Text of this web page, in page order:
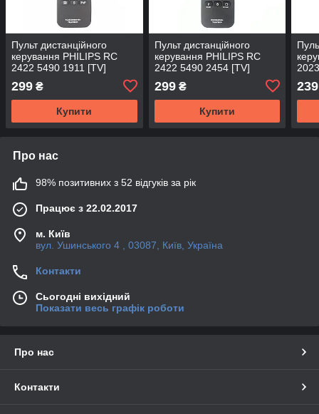
Пульт дистанційного
керування PHILIPS RC
2422 5490 1911 [TV]
299 ₴
Купити
Пульт дистанційного
керування PHILIPS RC
2422 5490 2454 [TV]
299₴
Купити
239
Про нас
98% позитивних з 52 відгуків за рік
Працює з 22.02.2017
м. Київ
вул. Ушинського 4 , 03087, Київ, Україна
Контакти
Сьогодні вихідний
Показати весь графік роботи
Про нас
Контакти